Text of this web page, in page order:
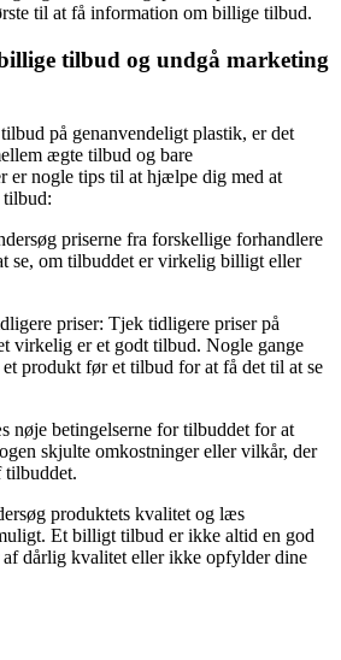
til at få information om billige tilbud.
tilbud og undgå marketing
på genanvendeligt plastik, er det
ægte tilbud og bare
er nogle tips til at hjælpe dig med at
tilbud:
priserne fra forskellige forhandlere
se, om tilbuddet er virkelig billigt eller
priser: Tjek tidligere priser på
virkelig er et godt tilbud. Nogle gange
produkt før et tilbud for at få det til at se
nøje betingelserne for tilbuddet for at
skjulte omkostninger eller vilkår, der
produktets kvalitet og læs
Et billigt tilbud er ikke altid en god
dårlig kvalitet eller ikke opfylder dine